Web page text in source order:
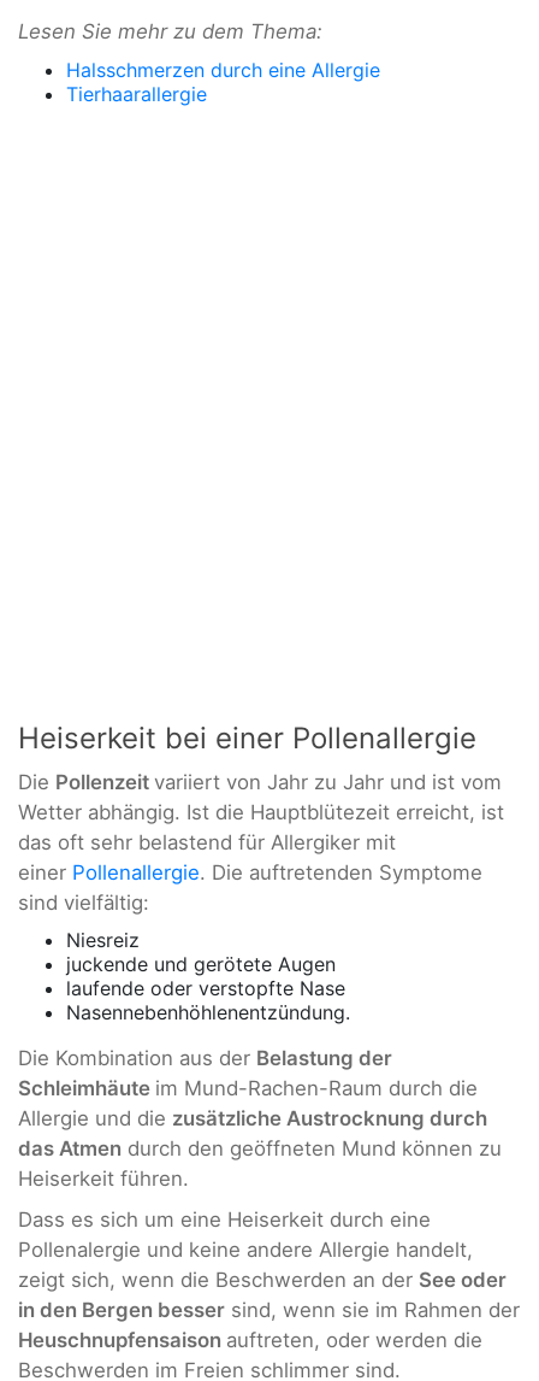
Lesen Sie mehr zu dem Thema:
Halsschmerzen durch eine Allergie
Tierhaarallergie
Heiserkeit bei einer Pollenallergie
Die Pollenzeit variiert von Jahr zu Jahr und ist vom
Wetter abhängig. Ist die Hauptblütezeit erreicht, ist
das oft sehr belastend für Allergiker mit
einer Pollenallergie. Die auftretenden Symptome
sind vielfältig:
Niesreiz
juckende und gerötete Augen
laufende oder verstopfte Nase
Nasennebenhöhlenentzündung.
Die Kombination aus der Belastung der
Schleimhäute im Mund-Rachen-Raum durch die
Allergie und die zusätzliche Austrocknung durch
das Atmen durch den geöffneten Mund können zu
Heiserkeit führen.
Dass es sich um eine Heiserkeit durch eine
Pollenalergie und keine andere Allergie handelt,
zeigt sich, wenn die Beschwerden an der See oder
in den Bergen besser sind, wenn sie im Rahmen der
Heuschnupfensaison auftreten, oder werden die
Beschwerden im Freien schlimmer sind.